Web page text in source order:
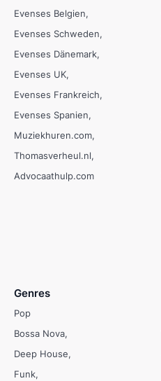
Evenses Belgien
Evenses Schweden
Evenses Dänemark
Evenses UK
Evenses Frankreich
Evenses Spanien
Muziekhuren.com
Thomasverheul.nl
Advocaathulp.com
Genres
Pop
Bossa Nova
Deep House
Funk